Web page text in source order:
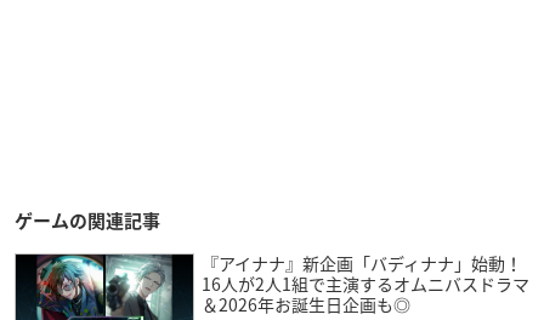
ゲームの関連記事
『アイナナ』新企画「バディナナ」始動！
16人が2人1組で主演するオムニバスドラマ
＆2026年お誕生日企画も◎